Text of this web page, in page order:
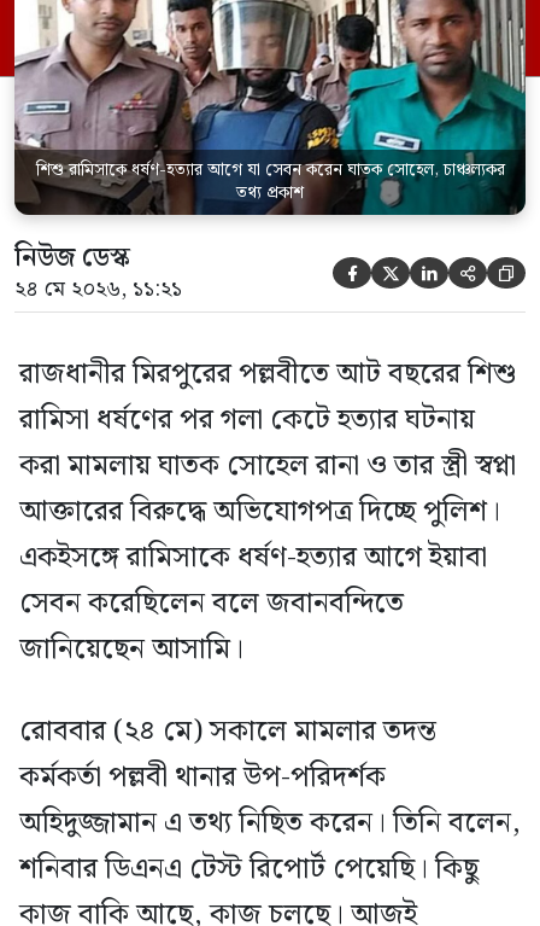
মামলার তদন্ত কর্মকর্তা পল্লবী থানার উপ-
পরিদর্শক অহিদুজ্জামান এ তথ্য নিছিত করেন।
তিনি বলেন, […]
শিশু রামিসাকে ধর্ষণ-হত্যার আগে যা সেবন করেন ঘাতক সোহেল, চাঞ্চল্যকর
তথ্য প্রকাশ
নিউজ ডেস্ক
২৪ মে ২০২৬, ১১:২১     
রাজধানীর মিরপুরের পল্লবীতে আট বছরের শিশু
রামিসা ধর্ষণের পর গলা কেটে হত্যার ঘটনায়
করা মামলায় ঘাতক সোহেল রানা ও তার স্ত্রী স্বপ্না
আক্তারের বিরুদ্ধে অভিযোগপত্র দিচ্ছে পুলিশ।
একইসঙ্গে রামিসাকে ধর্ষণ-হত্যার আগে ইয়াবা
সেবন করেছিলেন বলে জবানবন্দিতে
জানিয়েছেন আসামি।
রোববার (২৪ মে) সকালে মামলার তদন্ত
কর্মকর্তা পল্লবী থানার উপ-পরিদর্শক
অহিদুজ্জামান এ তথ্য নিছিত করেন। তিনি বলেন,
শনিবার ডিএনএ টেস্ট রিপোর্ট পেয়েছি। কিছু
কাজ বাকি আছে, কাজ চলছে। আজই